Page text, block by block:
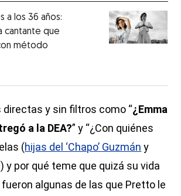
a los 36 años:
cantante que
método
directas y sin filtros como “¿Emma
a la DEA?” y “¿Con quiénes
(hijas del ‘Chapo’ Guzmán y
y por qué teme que quizá su vida
fueron algunas de las que Pretto le